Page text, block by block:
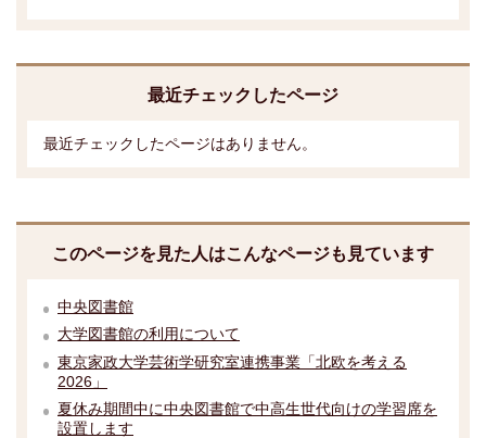
最近チェックしたページ
最近チェックしたページはありません。
このページを見た人はこんなページも見ています
中央図書館
大学図書館の利用について
東京家政大学芸術学研究室連携事業「北欧を考える
2026」
夏休み期間中に中央図書館で中高生世代向けの学習席を
設置します